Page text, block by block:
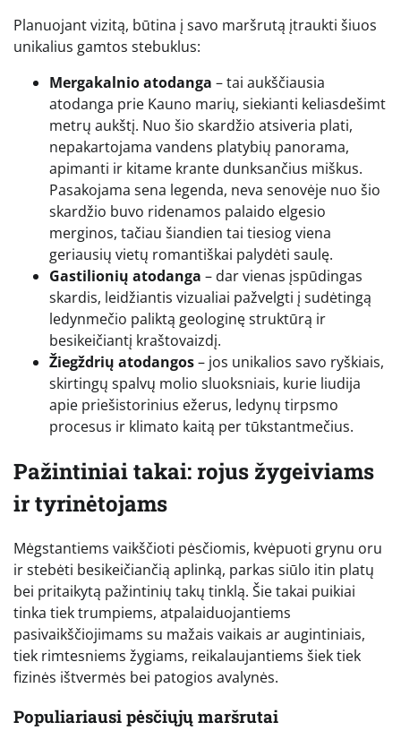
Planuojant vizitą, būtina į savo maršrutą įtraukti šiuos
unikalius gamtos stebuklus:
Mergakalnio atodanga – tai aukščiausia
atodanga prie Kauno marių, siekianti keliasdešimt
metrų aukštį. Nuo šio skardžio atsiveria plati,
nepakartojama vandens platybių panorama,
apimanti ir kitame krante dunksančius miškus.
Pasakojama sena legenda, neva senovėje nuo šio
skardžio buvo ridenamos palaido elgesio
merginos, tačiau šiandien tai tiesiog viena
geriausių vietų romantiškai palydėti saulę.
Gastilionių atodanga – dar vienas įspūdingas
skardis, leidžiantis vizualiai pažvelgti į sudėtingą
ledynmečio paliktą geologinę struktūrą ir
besikeičiantį kraštovaizdį.
Žiegždrių atodangos– jos unikalios savo ryškiais,
skirtingų spalvų molio sluoksniais, kurie liudija
apie priešistorinius ežerus, ledynų tirpsmo
procesus ir klimato kaitą per tūkstantmečius.
Pažintiniai takai: rojus žygeiviams
ir tyrinėtojams
Mėgstantiems vaikščioti pėsčiomis, kvėpuoti grynu oru
ir stebėti besikeičiančią aplinką, parkas siūlo itin platų
bei pritaikytą pažintinių takų tinklą. Šie takai puikiai
tinka tiek trumpiems, atpalaiduojantiems
pasivaikščiojimams su mažais vaikais ar augintiniais,
tiek rimtesniems žygiams, reikalaujantiems šiek tiek
fizinės ištvermės bei patogios avalynės.
Populiariausi pėsčiųjų maršrutai